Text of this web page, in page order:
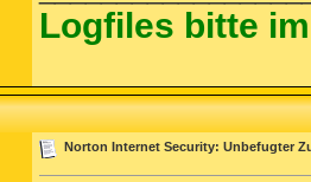
Logfiles bitte
Norton Internet Security: Unbefugter